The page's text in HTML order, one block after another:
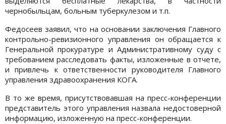
чернобыльцам, больным туберкулезом и т.п.
Федосеев заявил, что на основании заключения Главного
контрольно-ревизионного управления он обращается к
Генеральной прокуратуре и Административному суду с
требованием расследовать факты, изложенные в отчете,
и привлечь к ответственности руководителя Главного
управления здравоохранения КОГА.
В то же время, присутствовавшая на пресс-конференции
представитель этого управления назвала недостоверной
информацию, изложенную на пресс-конференции.